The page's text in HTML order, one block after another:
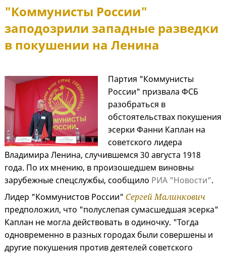
"Коммунисты России"
заподозрили западные разведки
в покушении на Ленина
Партия "Коммунисты
России" призвала ФСБ
разобраться в
обстоятельствах покушения
эсерки Фанни Каплан на
советского лидера
Владимира Ленина, случившемся 30 августа 1918
года. По их мнению, в произошедшем виновны
зарубежные спецслужбы, сообщило РИА "Новости".
Лидер "Коммунистов России" Сергей Малинкович
предположил, что "полуслепая сумасшедшая эсерка"
Каплан не могла действовать в одиночку. "Тогда
одновременно в разных городах были совершены и
другие покушения против деятелей советского